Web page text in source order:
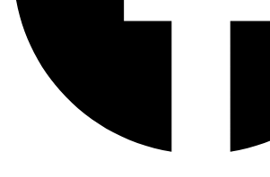
কান্দাহার থেকে কাবুল: তালেবানের তিন…